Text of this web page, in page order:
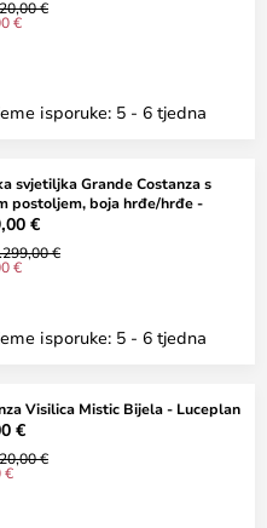
€
€
isporuke: 5 - 6 tjedna
svjetiljka Grande Costanza s
postoljem, boja hrđe/hrđe -
€
€
€
isporuke: 5 - 6 tjedna
Visilica Mistic Bijela - Luceplan
€
€
€